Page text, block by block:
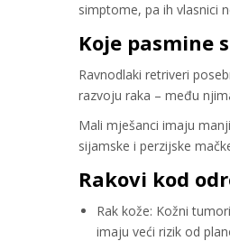
simptome, pa ih vlasnici
Koje pasmine
Ravnodlaki retriveri
razvoju raka – među
Mali mješanci imaju
sijamske i perzijske
Rakovi kod
Rak kože: Kožni
imaju veći rizik od